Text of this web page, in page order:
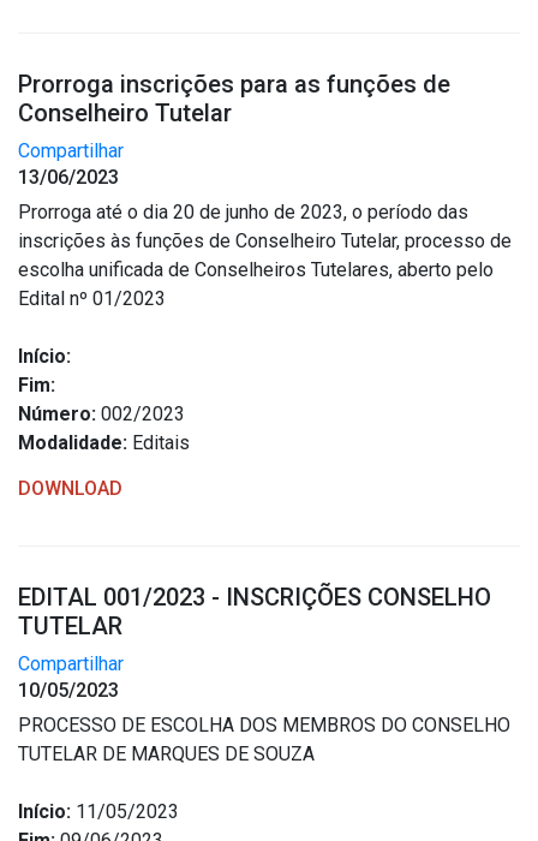
Prorroga inscrições para as funções de
Conselheiro Tutelar
Compartilhar
13/06/2023
Prorroga até o dia 20 de junho de 2023, o período das
inscrições às funções de Conselheiro Tutelar, processo de
escolha unificada de Conselheiros Tutelares, aberto pelo
Edital nº 01/2023
Início:
Fim:
Número: 002/2023
Modalidade: Editais
DOWNLOAD
EDITAL 001/2023 - INSCRIÇÕES CONSELHO
TUTELAR
Compartilhar
10/05/2023
PROCESSO DE ESCOLHA DOS MEMBROS DO CONSELHO
TUTELAR DE MARQUES DE SOUZA
Início: 11/05/2023